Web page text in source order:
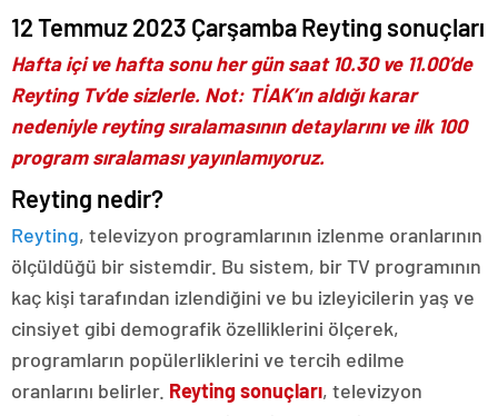
12 Temmuz 2023 Çarşamba Reyting sonuçları
Hafta içi ve hafta sonu her gün saat 10.30 ve 11.00’de
Reyting Tv’de sizlerle. Not: TİAK’ın aldığı karar
nedeniyle reyting sıralamasının detaylarını ve ilk 100
program sıralaması yayınlamıyoruz.
Reyting nedir?
Reyting, televizyon programlarının izlenme oranlarının
ölçüldüğü bir sistemdir. Bu sistem, bir TV programının
kaç kişi tarafından izlendiğini ve bu izleyicilerin yaş ve
cinsiyet gibi demografik özelliklerini ölçerek,
programların popülerliklerini ve tercih edilme
oranlarını belirler. Reyting sonuçları, televizyon